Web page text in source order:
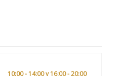
10:00 - 14:00 y 16:00 - 20:00